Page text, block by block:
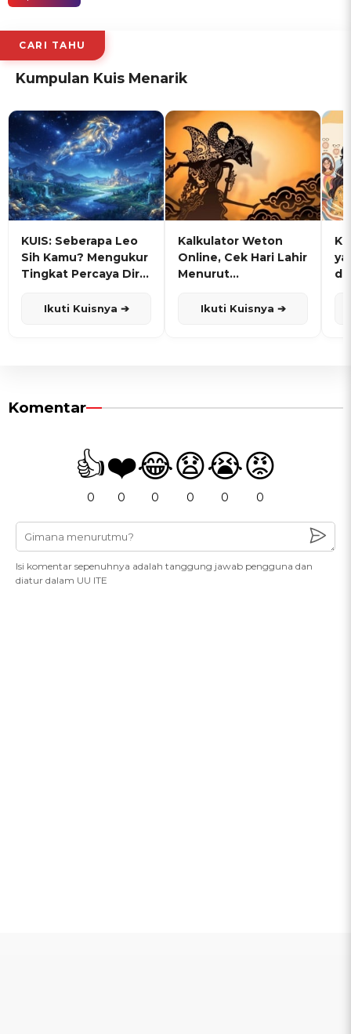
CARI TAHU
Kumpulan Kuis Menarik
KUIS: Seberapa Leo
Sih Kamu? Mengukur
Tingkat Percaya Diri
Ikuti Kuisnya ➔
Kalkulator Weton
Online, Cek Hari Lahir
Menurut
Ikuti Kuisnya ➔
Komentar
👍
0
❤️
0
😂
0
😧
0
😭
0
😡
0
Isi komentar sepenuhnya adalah tanggung jawab pengguna dan
diatur dalam UU ITE